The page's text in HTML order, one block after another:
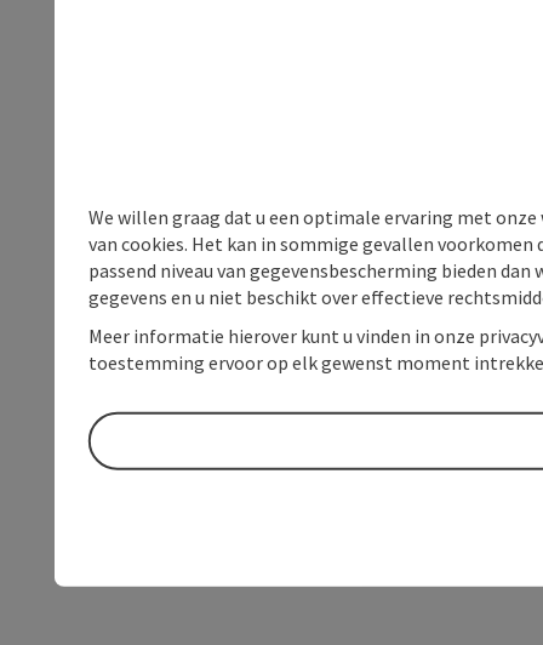
We willen graag dat u een optimale ervaring met
van cookies. Het kan in sommige gevallen voorkomen
passend niveau van gegevensbescherming bieden
gegevens en u niet beschikt over effectieve
Meer informatie hierover kunt u vinden in onze
toestemming ervoor op elk gewenst moment